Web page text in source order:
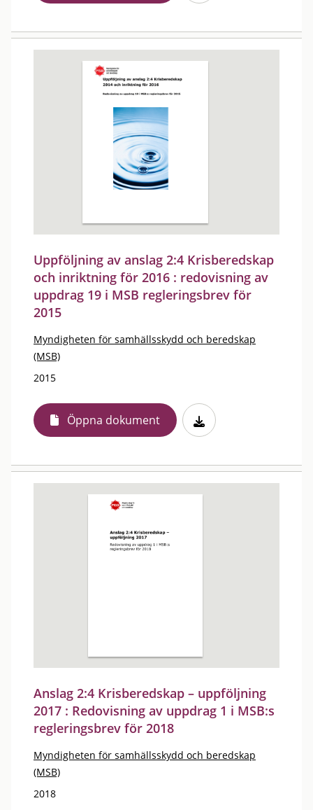
Uppföljning av anslag 2:4 Krisberedskap
och inriktning för 2016 : redovisning av
uppdrag 19 i MSB regleringsbrev för
2015
Myndigheten för samhällsskydd och beredskap
(MSB)
2015
Öppna dokument
Anslag 2:4 Krisberedskap – uppföljning
2017 : Redovisning av uppdrag 1 i MSB:s
regleringsbrev för 2018
Myndigheten för samhällsskydd och beredskap
(MSB)
2018